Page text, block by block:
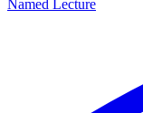
Named Lecture